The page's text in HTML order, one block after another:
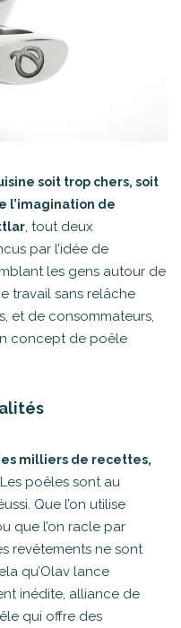
soit trop chers, soit
l’imagination de
, tout deux
par l’idée de
les gens autour de
travail sans relâche
et de consommateurs,
concept de poêle
milliers de recettes,
Les poêles sont au
Que l’on utilise
que l’on racle par
revêtements ne sont
qu’Olav lance
inédite, alliance de
qui offre des